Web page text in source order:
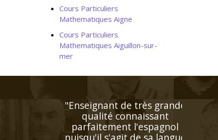
Cours Particuliers
Mathematiques Aigne
Cours Particuliers
Mathematiques Aiguillon-sur-
mer
"Très bon contact, identifie
facilement les lacunes de
l'enfant. Très bonne
pédagogie ce qui facilite